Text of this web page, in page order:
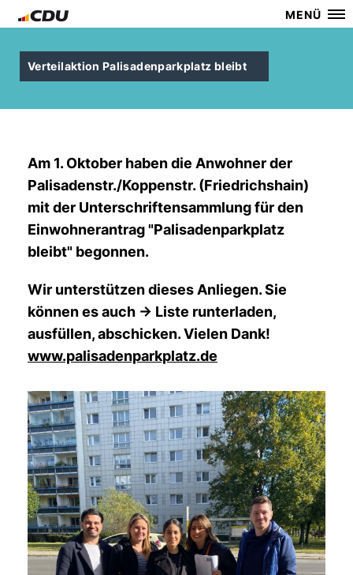
MENÜ
Verteilaktion Palisadenparkplatz bleibt
Am 1. Oktober haben die Anwohner der
Palisadenstr./Koppenstr. (Friedrichshain)
mit der Unterschriftensammlung für den
Einwohnerantrag "Palisadenparkplatz
bleibt" begonnen.
Wir unterstützen dieses Anliegen. Sie
können es auch -> Liste runterladen,
ausfüllen, abschicken. Vielen Dank!
www.palisadenparkplatz.de